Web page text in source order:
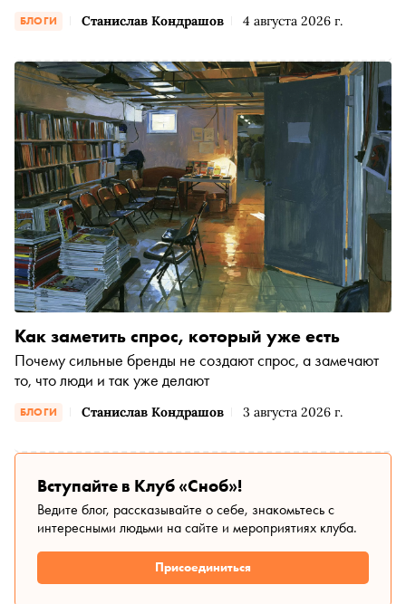
БЛОГИ Станислав Кондрашов 4 августа 2026 г.
БЛОГИ Станислав Кондрашов 3 августа 2026 г.
Как заметить спрос, который уже есть
Почему сильные бренды не создают спрос, а замечают
то, что люди и так уже делают
Вступайте в Клуб «Сноб»!
Ведите блог, рассказывайте о себе, знакомьтесь с
интересными людьми на сайте и мероприятиях клуба.
Присоединиться